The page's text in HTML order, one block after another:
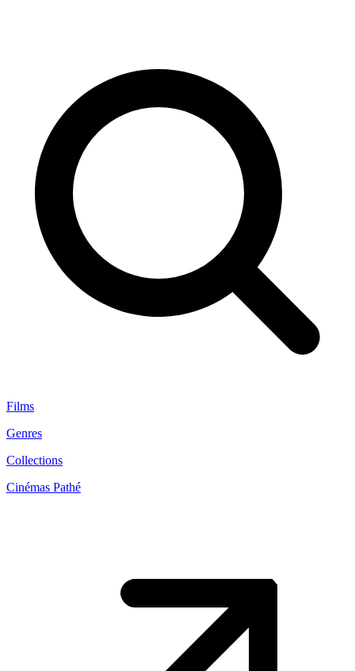
Films
Genres
Collections
Cinémas Pathé